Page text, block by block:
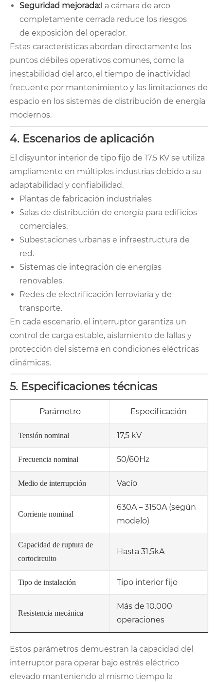
Seguridad mejorada:La cámara de arco
completamente cerrada reduce los riesgos
de exposición del operador.
Estas características abordan directamente los
puntos débiles operativos comunes, como la
inestabilidad del arco, el tiempo de inactividad
frecuente por mantenimiento y las limitaciones de
espacio en los sistemas de distribución de energía
modernos.
4. Escenarios de aplicación
El disyuntor interior de tipo fijo de 17,5 KV se utiliza
ampliamente en múltiples industrias debido a su
adaptabilidad y confiabilidad.
Plantas de fabricación industriales
Salas de distribución de energía para edificios
comerciales.
Subestaciones urbanas e infraestructura de
red.
Sistemas de integración de energías
renovables.
Redes de electrificación ferroviaria y de
transporte.
En cada escenario, el interruptor garantiza un
control de carga estable, aislamiento de fallas y
protección del sistema en condiciones eléctricas
dinámicas.
5. Especificaciones técnicas
Parámetro Especificación
Tensión nominal 17,5 kV
Frecuencia nominal 50/60Hz
Medio de interrupción Vacío
Corriente nominal
630A – 3150A (según
modelo)
Capacidad de ruptura de
cortocircuito
Hasta 31,5kA
Tipo de instalación Tipo interior fijo
Resistencia mecánica
Más de 10.000
operaciones
Estos parámetros demuestran la capacidad del
interruptor para operar bajo estrés eléctrico
elevado manteniendo al mismo tiempo la